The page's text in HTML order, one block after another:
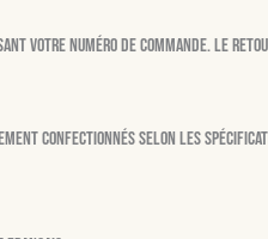
votre numéro de commande. Le
confectionnés selon les